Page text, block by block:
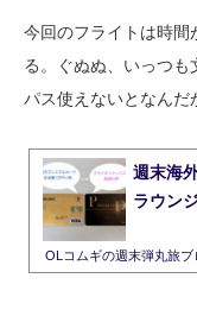
今回のフライトは時間
る。ぐぬぬ、いっつも
パス使えないとなんだ
週末海
ラウン
OLコムギの週末弾丸旅ブ